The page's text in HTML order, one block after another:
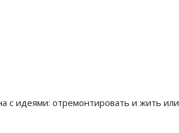
с идеями: отремонтировать и жить или